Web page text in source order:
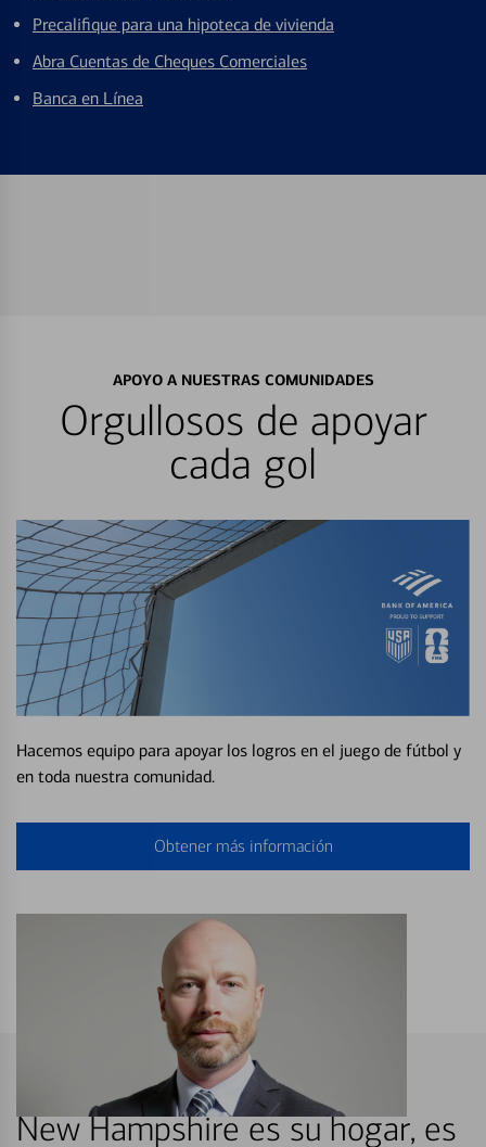
Precalifique para una hipoteca de vivienda
Abra Cuentas de Cheques Comerciales
Banca en Línea
APOYO A NUESTRAS COMUNIDADES
Orgullosos de apoyar
cada gol
Hacemos equipo para apoyar los logros en el juego de fútbol y
en toda nuestra comunidad.
Obtener más información
New Hampshire es su hogar, es